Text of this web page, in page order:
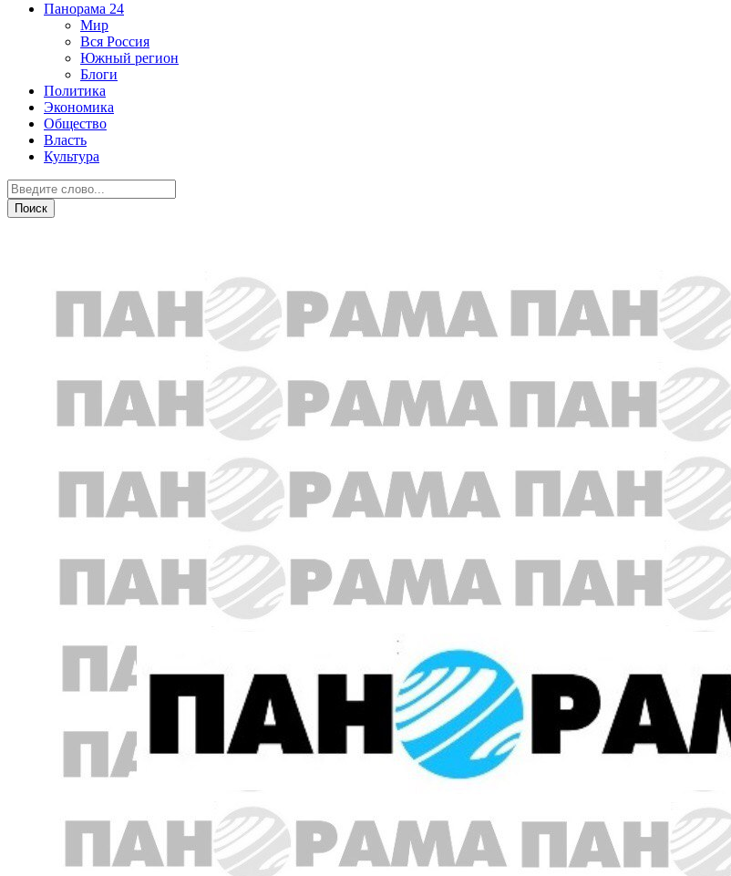
Панорама 24
Мир
Вся Россия
Южный регион
Блоги
Политика
Экономика
Общество
Власть
Культура